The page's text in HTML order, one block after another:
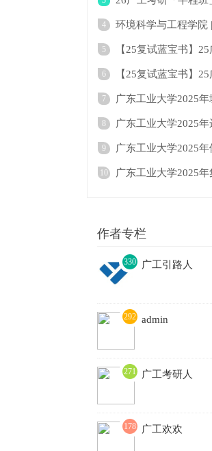
4
5
6
7
8
9
10
作者专栏
330
广工引路人
292 admin
271 广工考研人
178 广工欢欢